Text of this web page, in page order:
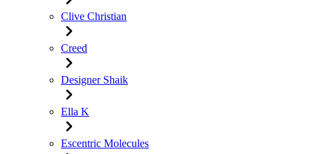
Clive Christian
Creed
Designer Shaik
Ella K
Escentric Molecules